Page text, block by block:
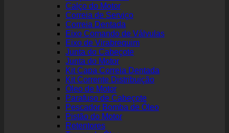
Calço do Motor
Correia de Serviço
Correia Dentada
Eixo Comando de Válvulas
Eixo de Virabrequim
Junta do Cabeçote
Junta do Motor
Kit Capa Correia Dentada
Kit Corrente Distribuição
Óleo de Motor
Parafuso de Cabeçote
Pescador Bomba de Óleo
Pistão do Motor
Retentores